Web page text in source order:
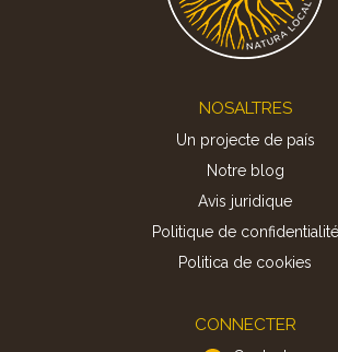
NOSALTRES
Un projecte de país
Notre blog
Avis juridique
Politique de confidentialité
Politica de cookies
CONNECTER